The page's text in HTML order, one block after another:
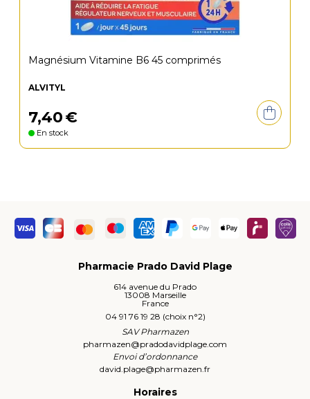
Magnésium Vitamine B6 45 comprimés
ALVITYL
7,40€
En stock
Pharmacie Prado David Plage
614 avenue du Prado
13008 Marseille
France
04 91 76 19 28 (choix n°2)
SAV Pharmazen
pharmazen@pradodavidplage.com
Envoi d’ordonnance
david.plage@pharmazen.fr
Horaires